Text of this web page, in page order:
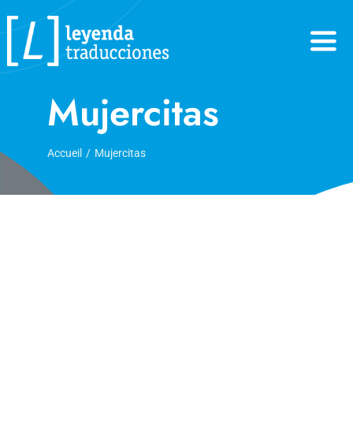
Skip
to
content
Mujercitas
Accueil Mujercitas